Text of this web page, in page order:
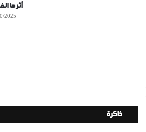
أثرها
2025
ذاكرة